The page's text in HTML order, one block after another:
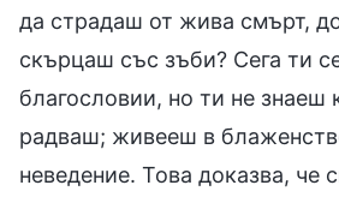
да страдаш от жива смърт,
скърцаш със зъби? Сега ти
благословии, но ти не знаеш
радваш; живееш в
неведение. Това доказва, че